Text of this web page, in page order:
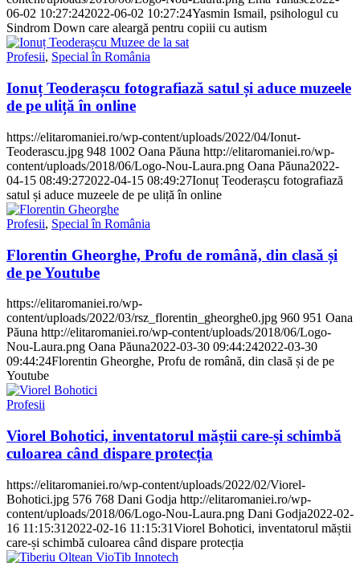
06-02 10:27:242022-06-02 10:27:24Yasmin Ismail, psihologul cu
Sindrom Down care aleargă pentru copiii cu autism
Profesii, Special în România
Ionuț Teoderașcu fotografiază satul și aduce muzeele
de pe uliță în online
https://elitaromaniei.ro/wp-content/uploads/2022/04/Ionut-
Teoderascu.jpg 948 1002 Oana Păuna http://elitaromaniei.ro/wp-
content/uploads/2018/06/Logo-Nou-Laura.png Oana Păuna2022-
04-15 08:49:272022-04-15 08:49:27Ionuț Teoderașcu fotografiază
satul și aduce muzeele de pe uliță în online
Profesii, Special în România
Florentin Gheorghe, Profu de română, din clasă și
de pe Youtube
https://elitaromaniei.ro/wp-
content/uploads/2022/03/rsz_florentin_gheorghe0.jpg 960 951 Oana
Păuna http://elitaromaniei.ro/wp-content/uploads/2018/06/Logo-
Nou-Laura.png Oana Păuna2022-03-30 09:44:242022-03-30
09:44:24Florentin Gheorghe, Profu de română, din clasă și de pe
Youtube
Profesii
Viorel Bohotici, inventatorul măștii care-și schimbă
culoarea când dispare protecția
https://elitaromaniei.ro/wp-content/uploads/2022/02/Viorel-
Bohotici.jpg 576 768 Dani Godja http://elitaromaniei.ro/wp-
content/uploads/2018/06/Logo-Nou-Laura.png Dani Godja2022-02-
16 11:15:31 2022-02-16 11:15:31Viorel Bohotici, inventatorul măștii
care-și schimbă culoarea când dispare protecția